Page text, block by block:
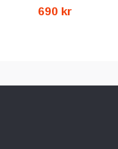
690 kr